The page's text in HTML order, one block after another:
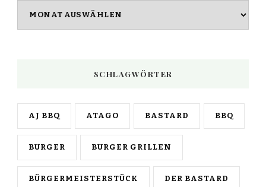
SCHLAGWÖRTER
AJ BBQ ATAGO BASTARD BBQ
BURGER BURGER GRILLEN
BÜRGERMEISTERSTÜCK DER BASTARD